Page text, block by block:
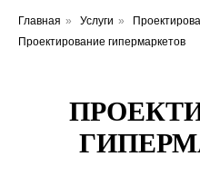
Главная » Услуги »
Проектирование гипермаркетов